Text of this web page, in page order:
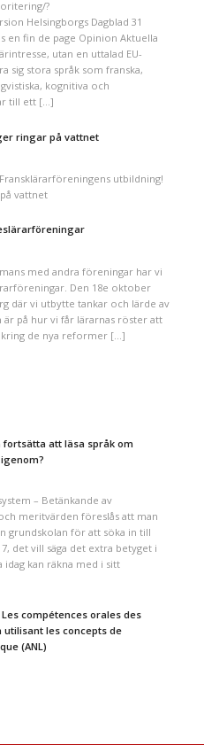
?
Helsingborgs Dagblad 31
en fin de page Opinion Aktuella
utan en uttalad EU-
sig stora språk som franska,
kognitiva och
till ett […]
ringar på vattnet
utbildning!
vattnet
med andra föreningar har vi
Den 18e oktober
där vi utbytte tankar och lärde av
på hur vi får lärarnas röster att
de nya reformer […]
att läsa språk om
– Betänkande av
meritvärden föreslås att man
grundskolan för att söka in till
det vill säga det extra betyget i
kan räkna med i sitt
compétences orales des
les concepts de
(ANL)